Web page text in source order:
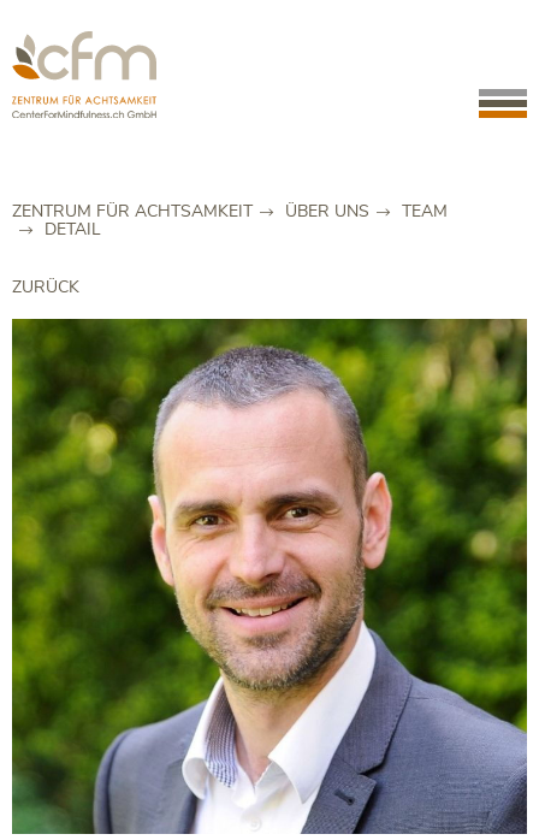
ZENTRUM FÜR ACHTSAMKEIT ÜBER UNS TEAM
DETAIL
ZURÜCK